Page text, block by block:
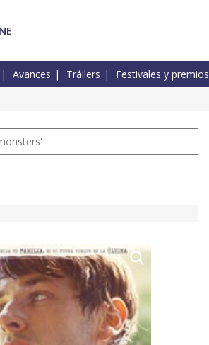
Avances Tráilers Festivales y premios